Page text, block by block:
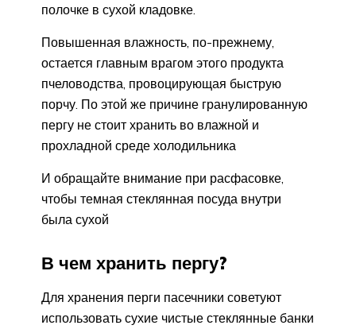
полочке в сухой кладовке.
Повышенная влажность, по-прежнему,
остается главным врагом этого продукта
пчеловодства, провоцирующая быструю
порчу. По этой же причине гранулированную
пергу не стоит хранить во влажной и
прохладной среде холодильника
И обращайте внимание при расфасовке,
чтобы темная стеклянная посуда внутри
была сухой
В чем хранить пергу?
Для хранения перги пасечники советуют
использовать сухие чистые стеклянные банки